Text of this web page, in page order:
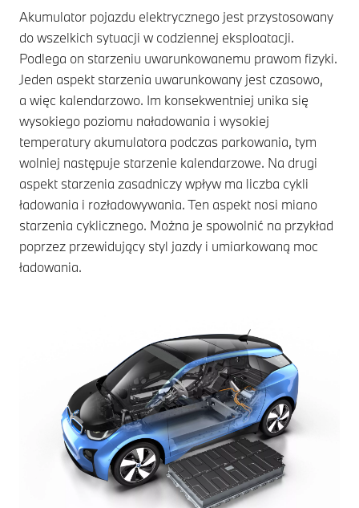
Akumulator pojazdu elektrycznego jest przystosowany
do wszelkich sytuacji w codziennej eksploatacji.
Podlega on starzeniu uwarunkowanemu prawom fizyki.
Jeden aspekt starzenia uwarunkowany jest czasowo,
a więc kalendarzowo. Im konsekwentniej unika się
wysokiego poziomu naładowania i wysokiej
temperatury akumulatora podczas parkowania, tym
wolniej następuje starzenie kalendarzowe. Na drugi
aspekt starzenia zasadniczy wpływ ma liczba cykli
ładowania i rozładowywania. Ten aspekt nosi miano
starzenia cyklicznego. Można je spowolnić na przykład
poprzez przewidujący styl jazdy i umiarkowaną moc
ładowania.